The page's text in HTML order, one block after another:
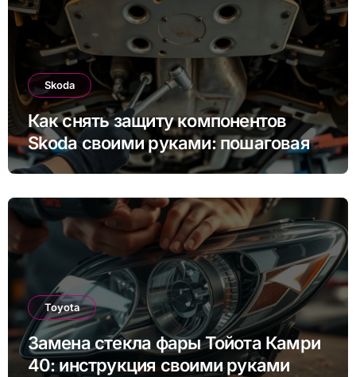
Skoda
Как снять защиту компонентов
Skoda своими руками: пошаговая
инструкция для Rapid, Octavia и
Toyota
Замена стекла фары Тойота Камри
40: инструкция своими руками